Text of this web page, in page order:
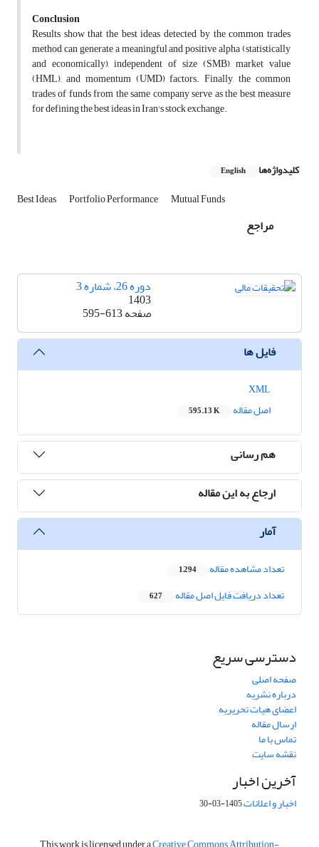
Conclusion
Results show that the best ideas detected by the common trades
method can generate a meaningful and positive alpha (statistically
and economically), independent of size (SMB), market value
(HML), and momentum (UMD) factors. Finally, the common
trades of funds from the same company serve as the best measure
for defining the best ideas in Iran's stock exchange.
کلیدواژه‌ها English
Best Ideas Portfolio Performance Mutual Funds
مراجع
دوره 26، شماره 3
1403
صفحه595-613
فایل ها
اصل مقاله
595.13 K
هم رسانی
ارجاع به این مقاله
آمار
تعداد مشاهده مقاله 1,294
تعداد دریافت فایل اصل مقاله 627
دسترسی سریع
صفحه اصلی
درباره نشریه
اعضای هیات تحریریه
ارسال مقاله
تماس با ما
نقشه سایت
آخرین اخبار
اخبار و اعلانات1405-03-30